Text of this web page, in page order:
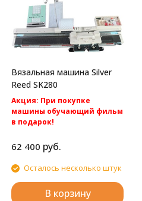
Вязальная машина Silver
Reed SK280
Акция: При покупке
машины обучающий фильм
в подарок!
доставка по России.
Однофонтурная перфокартная
вязальная машина Silver Reed
SK280
62 400 руб.
Осталось несколько штук
В корзину